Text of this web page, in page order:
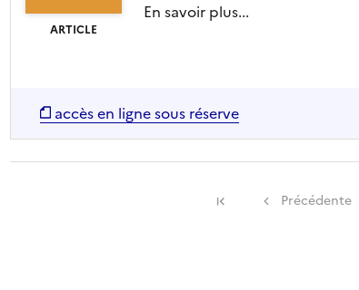
ARTICLE
En savoir plus...
accès en ligne sous réserve
Précédente